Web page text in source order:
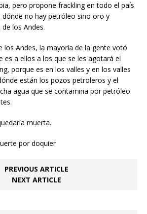
pero propone frackling en todo el país
no hay petróleo sino oro y
los Andes.
los Andes, la mayoría de la gente votó
es a ellos a los que se les agotará el
porque es en los valles y en los valles
están los pozos petroleros y el
agua que se contamina por petróleo
muerta.
por doquier
PREVIOUS ARTICLE
NEXT ARTICLE